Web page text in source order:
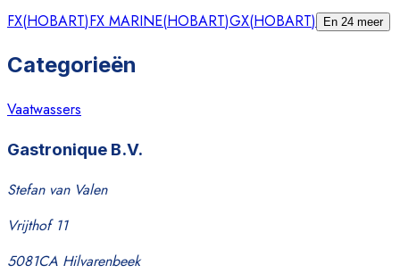
FX(HOBART)FX MARINE(HOBART)GX(HOBART) En 24 meer
Categorieën
Vaatwassers
Gastronique B.V.
Stefan van Valen
Vrijthof 11
5081CA Hilvarenbeek